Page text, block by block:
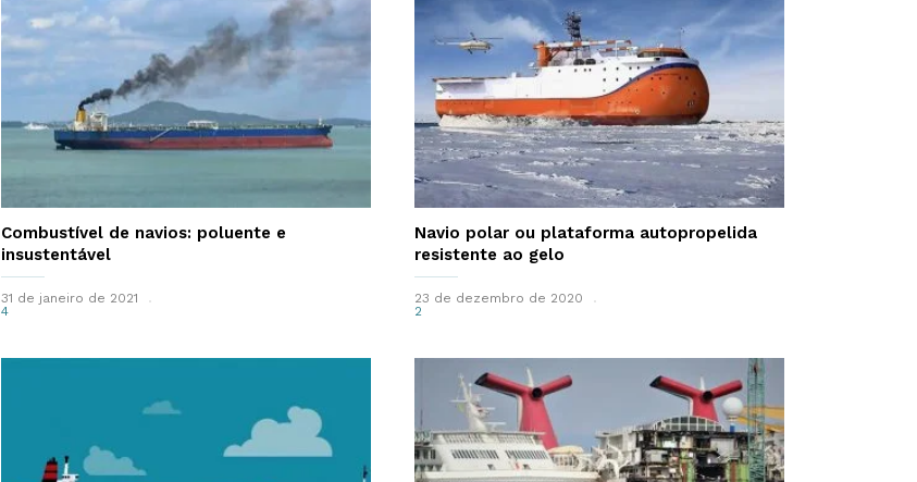
Combustível de navios: poluente e
insustentável
31 de janeiro de 2021
4
Navio polar ou plataforma autopropelida
resistente ao gelo
23 de dezembro de 2020
2